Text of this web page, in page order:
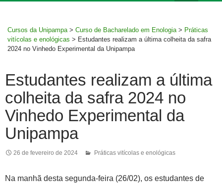
Cursos da Unipampa > Curso de Bacharelado em Enologia > Práticas
vitícolas e enológicas > Estudantes realizam a última colheita da safra
2024 no Vinhedo Experimental da Unipampa
Estudantes realizam a última
colheita da safra 2024 no
Vinhedo Experimental da
Unipampa
26 de fevereiro de 2024 Práticas vitícolas e enológicas
Na manhã desta segunda-feira (26/02), os estudantes de